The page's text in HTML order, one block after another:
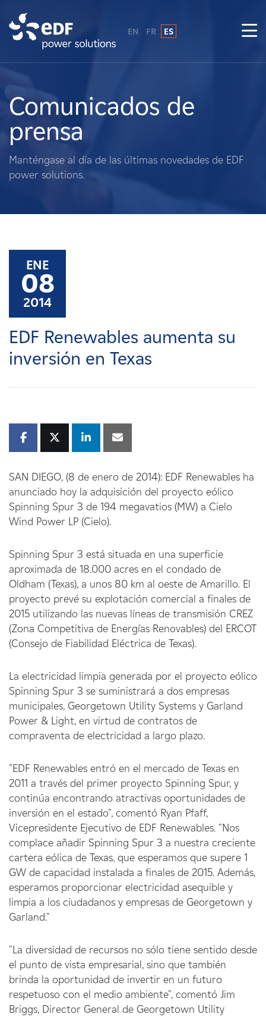
Sobre nosotros
Qué hacemos
Terratenientes
Carreras
Noticias
Contacte con
EN FR ES
Comunicados de
prensa
Manténgase al día de las últimas novedades de EDF
power solutions.
ENE
08
2014
EDF Renewables aumenta su
inversión en Texas
SAN DIEGO, (8 de enero de 2014): EDF Renewables ha
anunciado hoy la adquisición del proyecto eólico
Spinning Spur 3 de 194 megavatios (MW) a Cielo
Wind Power LP (Cielo).
Spinning Spur 3 está situada en una superficie
aproximada de 18.000 acres en el condado de
Oldham (Texas), a unos 80 km al oeste de Amarillo. El
proyecto prevé su explotación comercial a finales de
2015 utilizando las nuevas líneas de transmisión CREZ
(Zona Competitiva de Energías Renovables) del ERCOT
(Consejo de Fiabilidad Eléctrica de Texas).
La electricidad limpia generada por el proyecto eólico
Spinning Spur 3 se suministrará a dos empresas
municipales, Georgetown Utility Systems y Garland
Power & Light, en virtud de contratos de
compraventa de electricidad a largo plazo.
"EDF Renewables entró en el mercado de Texas en
2011 a través del primer proyecto Spinning Spur, y
continúa encontrando atractivas oportunidades de
inversión en el estado", comentó Ryan Pfaff,
Vicepresidente Ejecutivo de EDF Renewables. "Nos
complace añadir Spinning Spur 3 a nuestra creciente
cartera eólica de Texas, que esperamos que supere 1
GW de capacidad instalada a finales de 2015. Además,
esperamos proporcionar electricidad asequible y
limpia a los ciudadanos y empresas de Georgetown y
Garland."
"La diversidad de recursos no sólo tiene sentido desde
el punto de vista empresarial, sino que también
brinda la oportunidad de invertir en un futuro
respetuoso con el medio ambiente", comentó Jim
Briggs, Director General de Georgetown Utility